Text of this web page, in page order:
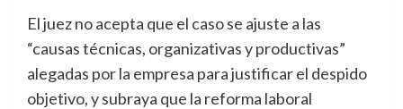
El juez no acepta que el caso se ajuste a las
“causas técnicas, organizativas y productivas”
alegadas por la empresa para justificar el despido
objetivo, y subraya que la reforma laboral